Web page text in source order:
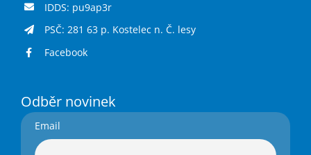
IDDS: pu9ap3r
PSČ: 281 63 p. Kostelec n. Č. lesy
Facebook
Odběr novinek
Email